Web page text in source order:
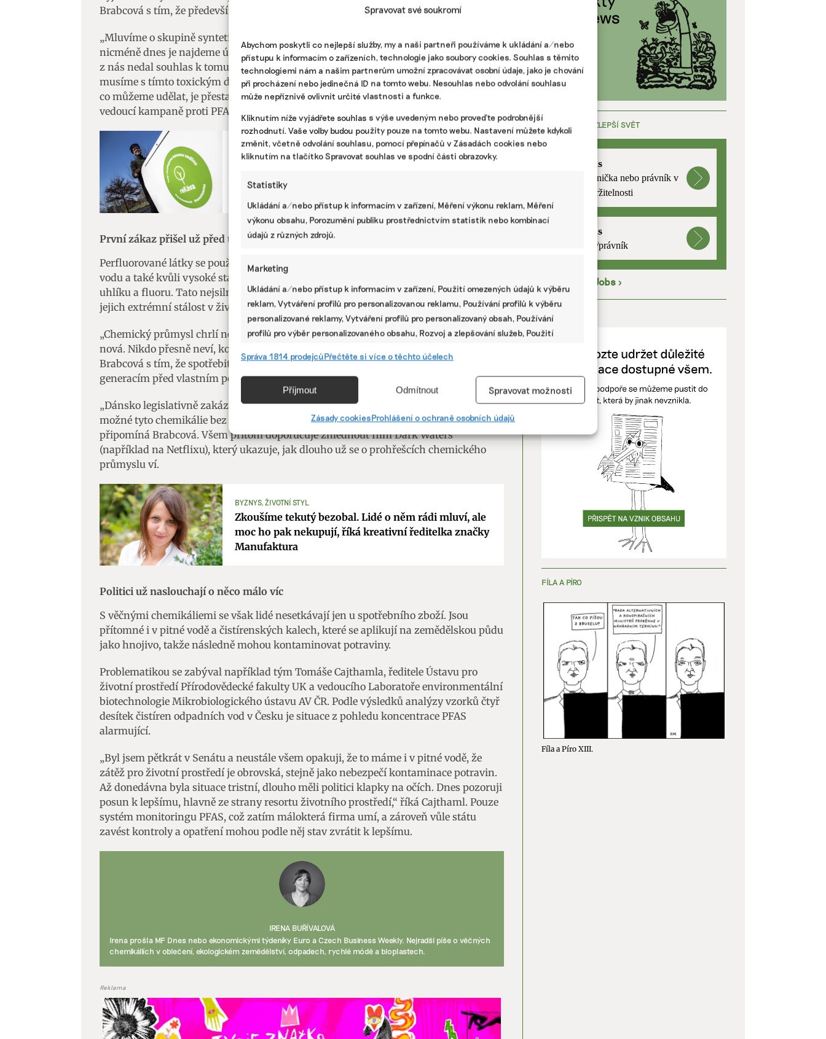
Spravovat své soukromí
Abychom poskytli co nejlepší služby, my a naši partneři používáme k ukládání a/nebo
přístupu k informacím o zařízeních, technologie jako soubory cookies. Souhlas s těmito
technologiemi nám a našim partnerům umožní zpracovávat osobní údaje, jako je chování
při procházení nebo jedinečná ID na tomto webu. Nesouhlas nebo odvolání souhlasu
může nepříznivě ovlivnit určité vlastnosti a funkce.
Kliknutím níže vyjádřete souhlas s výše uvedeným nebo proveďte podrobnější
rozhodnutí. Vaše volby budou použity pouze na tomto webu. Nastavení můžete kdykoli
změnit, včetně odvolání souhlasu, pomocí přepínačů v Zásadách cookies nebo
kliknutím na tlačítko Spravovat souhlas ve spodní části obrazovky.
Statistiky
Ukládání a/nebo přístup k informacím v zařízení, Měření výkonu reklam, Měření
výkonu obsahu, Porozumění publiku prostřednictvím statistik nebo kombinací
údajů z různých zdrojů.
Marketing
Ukládání a/nebo přístup k informacím v zařízení, Použití omezených údajů k výběru
reklam, Vytváření profilů pro personalizovanou reklamu, Používání profilů k výběru
personalizované reklamy, Vytváření profilů pro personalizovaný obsah, Používání
profilů pro výběr personalizovaného obsahu, Rozvoj a zlepšování služeb, Použití
Přiřazování a kombinování údajů z jiných zdrojů údajů, Propojení různých
zařízení, Identifikace zařízení na základě automaticky přenášených
Zajištění bezpečnosti, předcházení a zjišťování podvodů a
odstraňování chyb, Poskytování a zobrazování reklamy a obsahu,
Ukládání a sdělování voleb ochrany osobních údajů.
Správa 1814 prodejcůPřečtěte si více o těchto účelech
Příjmout Odmítnout Spravovat možnosti
Zásady cookiesProhlášení o ochraně osobních údajů
Brabcová s tím, že především lobby chemického průmyslu je významná.
„Mluvíme o skupině syntetických látek, které před sto lety ještě neexistovaly,
nicméně dnes je najdeme úplně všude, i v nejodlehlejších částech naší planety. Nikdo
z nás nedal souhlas k tomu, aby byl vystaven těmto škodlivým látkám, a nyní
musíme s tímto toxickým dědictvím žít po celá desetiletí, možná staletí. To nejmenší,
co můžeme udělat, je přestat tuto toxickou zátěž zvyšovat,“ říká Julie Schneiderová,
vedoucí kampaně proti PFAS v organizaci CHEM Trust.
BYZNYS, ODPADY
v něm doma mohou pěstovat houby
První zákaz přišel už před třemi lety
Perfluorované látky se používají hlavně kvůli své schopnosti odpuzovat mastnotu i
vodu a také kvůli vysoké stabilitě a odolnosti vůči vysokým teplotám – díky vazbě
uhlíku a fluoru. Tato nejsilnější vazba v organické chemii je však také zodpovědná za
jejich extrémní stálost v životním prostředí, upozorňuje Arnika.
„Chemický průmysl chrlí neustále nové a nové látky. Jedna se zakáže, ale vznikne
nová. Nikdo přesně neví, kolik jich je, může jich být pět tisíc, ale také dvanáct,“ říká
Brabcová s tím, že spotřebitelé by měli dát přednost přírodě a odkazu dalším
generacím před vlastním pohodlím.
„Dánsko legislativně zakázalo používání PFAS už v roce 2019 a ukázalo se, že je
možné tyto chemikálie bez problémů nahradit bezpečnými alternativami,“
připomíná Brabcová. Všem přitom doporučuje zhlédnout film Dark Waters
(například na Netflixu), který ukazuje, jak dlouho už se o prohřešcích chemického
průmyslu ví.
BYZNYS, ŽIVOTNÍ STYL
Zkoušíme tekutý bezobal. Lidé o něm rádi mluví, ale
moc ho pak nekupují, říká kreativní ředitelka značky
Manufaktura
Politici už naslouchají o něco málo víc
S věčnými chemikáliemi se však lidé nesetkávají jen u spotřebního zboží. Jsou
přítomné i v pitné vodě a čistírenských kalech, které se aplikují na zemědělskou půdu
jako hnojivo, takže následně mohou kontaminovat potraviny.
Problematikou se zabýval například tým Tomáše Cajthamla, ředitele Ústavu pro
životní prostředí Přírodovědecké fakulty UK a vedoucího Laboratoře environmentální
biotechnologie Mikrobiologického ústavu AV ČR. Podle výsledků analýzy vzorků čtyř
desítek čistíren odpadních vod v Česku je situace z pohledu koncentrace PFAS
alarmující.
„Byl jsem pětkrát v Senátu a neustále všem opakuji, že to máme i v pitné vodě, že
zátěž pro životní prostředí je obrovská, stejně jako nebezpečí kontaminace potravin.
Až donedávna byla situace tristní, dlouho měli politici klapky na očích. Dnes pozoruji
posun k lepšímu, hlavně ze strany resortu životního prostředí,“ říká Cajthaml. Pouze
systém monitoringu PFAS, což zatím málokterá firma umí, a zároveň vůle státu
zavést kontroly a opatření mohou podle něj stav zvrátit k lepšímu.
IRENA BUŘÍVALOVÁ
Irena prošla MF Dnes nebo ekonomickými týdeníky Euro a Czech Business Weekly. Nejradši píše o věčných
chemikáliích v oblečení, ekologickém zemědělství, odpadech, rychlé módě a bioplastech.
Reklama
PRÁCE, KTERÁ ZLEPŠÍ SVĚT
mutualus
Stáž: právnička nebo právník v
oblasti udržitelnosti
mutualus
právnička/právník
EkoJobs >
PODPOŘTE NÁS
FÍLA A PÍRO
Fíla a Píro XIII.